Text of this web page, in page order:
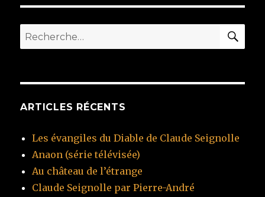
Recherche
pour
ARTICLES RÉCENTS
Les évangiles du Diable de Claude Seignolle
Anaon (série télévisée)
Au château de l’étrange
Claude Seignolle par Pierre-André